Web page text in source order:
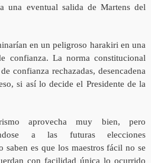
una eventual salida de Martens del
en un peligroso harakiri en una
confianza. La norma constitucional
confianza rechazadas, desencadena
si así lo decide el Presidente de la
aprovecha muy bien, pero
a las futuras elecciones
saben es que los maestros fácil no se
con facilidad única lo ocurrido